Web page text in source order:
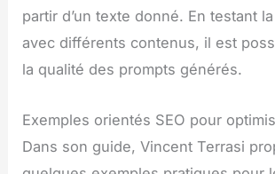
partir d’un texte donné. En testant
avec différents contenus, il est
la qualité des prompts générés.
Exemples orientés SEO pour
Dans son guide, Vincent Terrasi